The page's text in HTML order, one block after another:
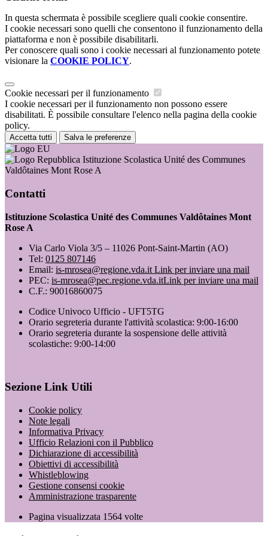
In questa schermata è possibile scegliere quali cookie consentire.
I cookie necessari sono quelli che consentono il funzionamento della
piattaforma e non è possibile disabilitarli.
Per conoscere quali sono i cookie necessari al funzionamento potete
visionare la COOKIE POLICY.
Cookie necessari per il funzionamento
I cookie necessari per il funzionamento non possono essere
disabilitati. È possibile consultare l'elenco nella pagina della cookie
policy.
Accetta tutti Salva le preferenze
Istituzione Scolastica Unité des Communes
Valdôtaines Mont Rose A
Contatti
Istituzione Scolastica Unité des Communes Valdôtaines Mont
Rose A
Via Carlo Viola 3/5 – 11026 Pont-Saint-Martin (AO)
Tel: 0125 807146
Email: is-mrosea@regione.vda.it Link per inviare una mail
PEC: is-mrosea@pec.regione.vda.itLink per inviare una mail
C.F.: 90016860075
Codice Univoco Ufficio - UFT5TG
Orario segreteria durante l'attività scolastica: 9:00-16:00
Orario segreteria durante la sospensione delle attività
scolastiche: 9:00-14:00
Sezione Link Utili
Cookie policy
Note legali
Informativa Privacy
Ufficio Relazioni con il Pubblico
Dichiarazione di accessibilità
Obiettivi di accessibilità
Whistleblowing
Gestione consensi cookie
Amministrazione trasparente
Pagina visualizzata 1564 volte